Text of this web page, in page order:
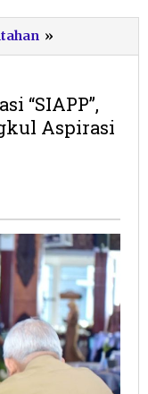
»
Launching
Atasi
“SIAPP”,
Aspirasi